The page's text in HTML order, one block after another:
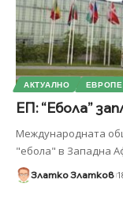
АКТУАЛНО
ЕП: “Ебола”
Международната
"ебола" в Западна
Златко Златков